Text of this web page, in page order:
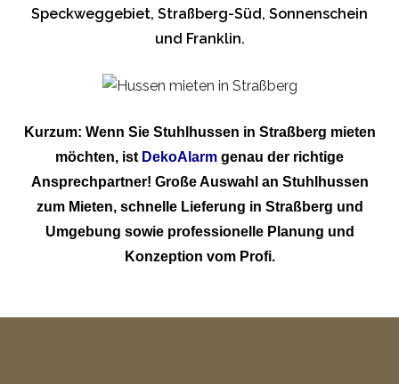
Speckweggebiet, Straßberg-Süd, Sonnenschein
und Franklin.
Kurzum: Wenn Sie Stuhlhussen in Straßberg mieten
möchten, ist DekoAlarm genau der richtige
Ansprechpartner! Große Auswahl an Stuhlhussen
zum Mieten, schnelle Lieferung in Straßberg und
Umgebung sowie professionelle Planung und
Konzeption vom Profi.